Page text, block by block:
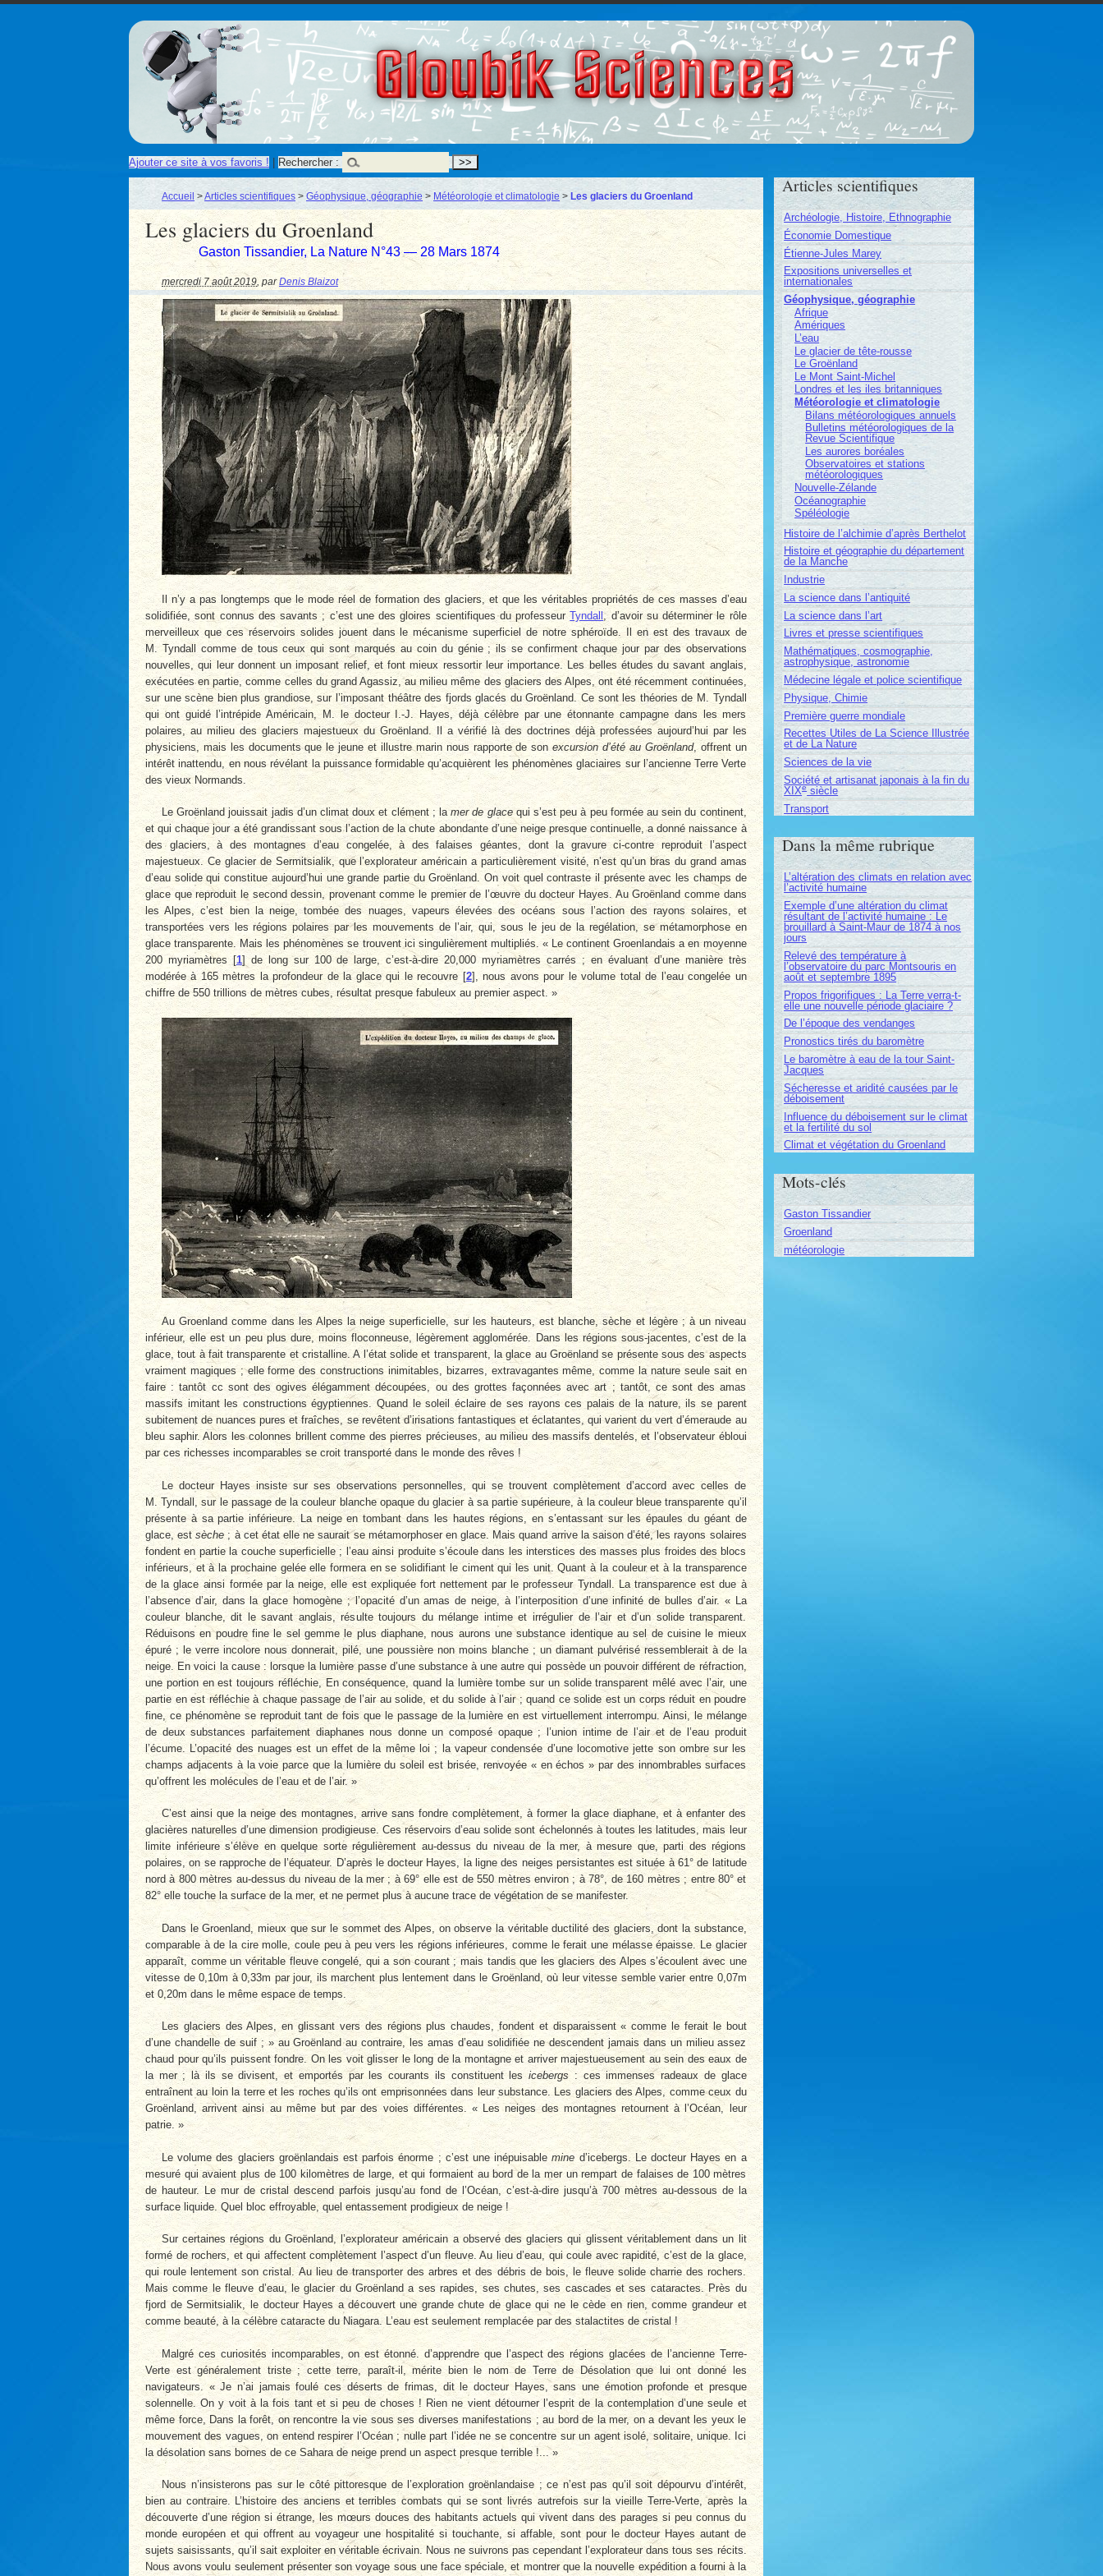
Gloubik Sciences
Ajouter ce site à vos favoris ! | Rechercher :
Accueil >Articles scientifiques > Géophysique, géographie > Météorologie et climatologie > Les glaciers du Groenland
Les glaciers du Groenland
Gaston Tissandier, La Nature N°43 — 28 Mars 1874
mercredi 7 août 2019 parDenis Blaizot
Il n’y a pas longtemps que le mode réel de formation des glaciers, et que les véritables propriétés de ces masses d’eau
solidifiée, sont connus des savants ; c’est une des gloires scientifiques du professeurTyndall, d’avoir su déterminer le rôle
merveilleux que ces réservoirs solides jouent dans le mécanisme superficiel de notre sphéroïde. Il en est des travaux de
M. Tyndall comme de tous ceux qui sont marqués au coin du génie ; ils se confirment chaque jour par des observations
nouvelles, qui leur donnent un imposant relief, et font mieux ressortir leur importance. Les belles études du savant anglais,
exécutées en partie, comme celles du grand Agassiz, au milieu même des glaciers des Alpes, ont été récemment continuées,
sur une scène bien plus grandiose, sur l’imposant théâtre des fjords glacés du Groënland. Ce sont les théories de M. Tyndall
qui ont guidé l’intrépide Américain, M. le docteur I.-J. Hayes, déjà célèbre par une étonnante campagne dans les mers
polaires, au milieu des glaciers majestueux du Groënland. Il a vérifié là des doctrines déjà professées aujourd’hui par les
physiciens, mais les documents que le jeune et illustre marin nous rapporte de sonexcursion d’été au Groënland, offrent un
intérêt inattendu, en nous révélant la puissance formidable qu’acquièrent les phénomènes glaciaires sur l’ancienne Terre Verte
des vieux Normands.
Le Groënland jouissait jadis d’un climat doux et clément ; lamer de glacequi s’est peu à peu formée au sein du continent,
et qui chaque jour a été grandissant sous l’action de la chute abondante d’une neige presque continuelle, a donné naissance à
des glaciers, à des montagnes d’eau congelée, à des falaises géantes, dont la gravure ci-contre reproduit l’aspect
majestueux. Ce glacier de Sermitsialik, que l’explorateur américain a particulièrement visité, n’est qu’un bras du grand amas
d’eau solide qui constitue aujourd’hui une grande partie du Groënland. On voit quel contraste il présente avec les champs de
glace que reproduit le second dessin, provenant comme le premier de l’œuvre du docteur Hayes. Au Groënland comme dans
les Alpes, c’est bien la neige, tombée des nuages, vapeurs élevées des océans sous l’action des rayons solaires, et
transportées vers les régions polaires par les mouvements de l’air, qui, sous le jeu de la regélation, se métamorphose en
glace transparente. Mais les phénomènes se trouvent ici singulièrement multipliés. « Le continent Groenlandais a en moyenne
200 myriamètres [1] de long sur 100 de large, c’est-à-dire 20,000 myriamètres carrés ; en évaluant d’une manière très
modérée à 165 mètres la profondeur de la glace qui le recouvre [2] , nous avons pour le volume total de l’eau congelée un
chiffre de 550 trillions de mètres cubes, résultat presque fabuleux au premier aspect. »
Au Groenland comme dans les Alpes la neige superficielle, sur les hauteurs, est blanche, sèche et légère ; à un niveau
inférieur, elle est un peu plus dure, moins floconneuse, légèrement agglomérée. Dans les régions sous-jacentes, c’est de la
glace, tout à fait transparente et cristalline. A l’état solide et transparent, la glace au Groënland se présente sous des aspects
vraiment magiques ; elle forme des constructions inimitables, bizarres, extravagantes même, comme la nature seule sait en
faire : tantôt cc sont des ogives élégamment découpées, ou des grottes façonnées avec art ; tantôt, ce sont des amas
massifs imitant les constructions égyptiennes. Quand le soleil éclaire de ses rayons ces palais de la nature, ils se parent
subitement de nuances pures et fraîches, se revêtent d’irisations fantastiques et éclatantes, qui varient du vert d’émeraude au
bleu saphir. Alors les colonnes brillent comme des pierres précieuses, au milieu des massifs dentelés, et l’observateur ébloui
par ces richesses incomparables se croit transporté dans le monde des rêves !
Le docteur Hayes insiste sur ses observations personnelles, qui se trouvent complètement d’accord avec celles de
M. Tyndall, sur le passage de la couleur blanche opaque du glacier à sa partie supérieure, à la couleur bleue transparente qu’il
présente à sa partie inférieure. La neige en tombant dans les hautes régions, en s’entassant sur les épaules du géant de
glace, estsèche ; à cet état elle ne saurait se métamorphoser en glace. Mais quand arrive la saison d’été, les rayons solaires
fondent en partie la couche superficielle ; l’eau ainsi produite s’écoule dans les interstices des masses plus froides des blocs
inférieurs, et à la prochaine gelée elle formera en se solidifiant le ciment qui les unit. Quant à la couleur et à la transparence
de la glace ainsi formée par la neige, elle est expliquée fort nettement par le professeur Tyndall. La transparence est due à
l’absence d’air, dans la glace homogène ; l’opacité d’un amas de neige, à l’interposition d’une infinité de bulles d’air. « La
couleur blanche, dit le savant anglais, résulte toujours du mélange intime et irrégulier de l’air et d’un solide transparent.
Réduisons en poudre fine le sel gemme le plus diaphane, nous aurons une substance identique au sel de cuisine le mieux
épuré ; le verre incolore nous donnerait, pilé, une poussière non moins blanche ; un diamant pulvérisé ressemblerait à de la
neige. En voici la cause : lorsque la lumière passe d’une substance à une autre qui possède un pouvoir différent de réfraction,
une portion en est toujours réfléchie, En conséquence, quand la lumière tombe sur un solide transparent mêlé avec l’air, une
partie en est réfléchie à chaque passage de l’air au solide, et du solide à l’air ; quand ce solide est un corps réduit en poudre
fine, ce phénomène se reproduit tant de fois que le passage de la lumière en est virtuellement interrompu. Ainsi, le mélange
de deux substances parfaitement diaphanes nous donne un composé opaque ; l’union intime de l’air et de l’eau produit
l’écume. L’opacité des nuages est un effet de la même loi ; la vapeur condensée d’une locomotive jette son ombre sur les
champs adjacents à la voie parce que la lumière du soleil est brisée, renvoyée « en échos » par des innombrables surfaces
qu’offrent les molécules de l’eau et de l’air. »
C’est ainsi que la neige des montagnes, arrive sans fondre complètement, à former la glace diaphane, et à enfanter des
glacières naturelles d’une dimension prodigieuse. Ces réservoirs d’eau solide sont échelonnés à toutes les latitudes, mais leur
limite inférieure s’élève en quelque sorte régulièrement au-dessus du niveau de la mer, à mesure que, parti des régions
polaires, on se rapproche de l’équateur. D’après le docteur Hayes, la ligne des neiges persistantes est située à 61° de latitude
nord à 800 mètres au-dessus du niveau de la mer ; à 69° elle est de 550 mètres environ ; à 78°, de 160 mètres ; entre 80° et
82° elle touche la surface de la mer, et ne permet plus à aucune trace de végétation de se manifester.
Dans le Groenland, mieux que sur le sommet des Alpes, on observe la véritable ductilité des glaciers, dont la substance,
comparable à de la cire molle, coule peu à peu vers les régions inférieures, comme le ferait une mélasse épaisse. Le glacier
apparaît, comme un véritable fleuve congelé, qui a son courant ; mais tandis que les glaciers des Alpes s’écoulent avec une
vitesse de 0,10m à 0,33m par jour, ils marchent plus lentement dans le Groënland, où leur vitesse semble varier entre 0,07m
et 0,20m dans le même espace de temps.
Les glaciers des Alpes, en glissant vers des régions plus chaudes, fondent et disparaissent « comme le ferait le bout
d’une chandelle de suif ; » au Groënland au contraire, les amas d’eau solidifiée ne descendent jamais dans un milieu assez
chaud pour qu’ils puissent fondre. On les voit glisser le long de la montagne et arriver majestueusement au sein des eaux de
la mer ; là ils se divisent, et emportés par les courants ils constituent lesicebergs : ces immenses radeaux de glace
entraînent au loin la terre et les roches qu’ils ont emprisonnées dans leur substance. Les glaciers des Alpes, comme ceux du
Groënland, arrivent ainsi au même but par des voies différentes. « Les neiges des montagnes retournent à l’Océan, leur
patrie. »
Le volume des glaciers groënlandais est parfois énorme ; c’est une inépuisablemine d’icebergs. Le docteur Hayes en a
mesuré qui avaient plus de 100 kilomètres de large, et qui formaient au bord de la mer un rempart de falaises de 100 mètres
de hauteur. Le mur de cristal descend parfois jusqu’au fond de l’Océan, c’est-à-dire jusqu’à 700 mètres au-dessous de la
surface liquide. Quel bloc effroyable, quel entassement prodigieux de neige !
Sur certaines régions du Groënland, l’explorateur américain a observé des glaciers qui glissent véritablement dans un lit
formé de rochers, et qui affectent complètement l’aspect d’un fleuve. Au lieu d’eau, qui coule avec rapidité, c’est de la glace,
qui roule lentement son cristal. Au lieu de transporter des arbres et des débris de bois, le fleuve solide charrie des rochers.
Mais comme le fleuve d’eau, le glacier du Groënland a ses rapides, ses chutes, ses cascades et ses cataractes. Près du
fjord de Sermitsialik, le docteur Hayes a découvert une grande chute de glace qui ne le cède en rien, comme grandeur et
comme beauté, à la célèbre cataracte du Niagara. L’eau est seulement remplacée par des stalactites de cristal !
Malgré ces curiosités incomparables, on est étonné. d’apprendre que l’aspect des régions glacées de l’ancienne Terre-
Verte est généralement triste ; cette terre, paraît-il, mérite bien le nom de Terre de Désolation que lui ont donné les
navigateurs. « Je n’ai jamais foulé ces déserts de frimas, dit le docteur Hayes, sans une émotion profonde et presque
solennelle. On y voit à la fois tant et si peu de choses ! Rien ne vient détourner l’esprit de la contemplation d’une seule et
même force, Dans la forêt, on rencontre la vie sous ses diverses manifestations ; au bord de la mer, on a devant les yeux le
mouvement des vagues, on entend respirer l’Océan ; nulle part l’idée ne se concentre sur un agent isolé, solitaire, unique. Ici
la désolation sans bornes de ce Sahara de neige prend un aspect presque terrible !... »
Nous n’insisterons pas sur le côté pittoresque de l’exploration groënlandaise ; ce n’est pas qu’il soit dépourvu d’intérêt,
bien au contraire. L’histoire des anciens et terribles combats qui se sont livrés autrefois sur la vieille Terre-Verte, après la
découverte d’une région si étrange, les mœurs douces des habitants actuels qui vivent dans des parages si peu connus du
monde européen et qui offrent au voyageur une hospitalité si touchante, si affable, sont pour le docteur Hayes autant de
sujets saisissants, qu’il sait exploiter en véritable écrivain. Nous ne suivrons pas cependant l’explorateur dans tous ses récits.
Nous avons voulu seulement présenter son voyage sous une face spéciale, et montrer que la nouvelle expédition a fourni à la
Articles scientifiques
Archéologie, Histoire, Ethnographie
Économie Domestique
Étienne-Jules Marey
Expositions universelles et
internationales
Géophysique, géographie
Afrique
Amériques
L’eau
Le glacier de tête-rousse
Le Groënland
Le Mont Saint-Michel
Londres et les iles britanniques
Météorologie et climatologie
Bilans météorologiques annuels
Bulletins météorologiques de la
Revue Scientifique
Les aurores boréales
Observatoires et stations
météorologiques
Nouvelle-Zélande
Océanographie
Spéléologie
Histoire de l’alchimie d’après Berthelot
Histoire et géographie du département
de la Manche
Industrie
La science dans l’antiquité
La science dans l’art
Livres et presse scientifiques
Mathématiques, cosmographie,
astrophysique, astronomie
Médecine légale et police scientifique
Physique, Chimie
Première guerre mondiale
Recettes Utiles de La Science Illustrée
et de La Nature
Sciences de la vie
Société et artisanat japonais à la fin du
XIXe siècle
Transport
Dans la même rubrique
L’altération des climats en relation avec
l’activité humaine
Exemple d’une altération du climat
résultant de l’activité humaine : Le
brouillard à Saint-Maur de 1874 à nos
jours
Relevé des température à
l’observatoire du parc Montsouris en
août et septembre 1895
Propos frigorifiques : La Terre verra-t-
elle une nouvelle période glaciaire ?
De l’époque des vendanges
Pronostics tirés du baromètre
Le baromètre à eau de la tour Saint-
Jacques
Sécheresse et aridité causées par le
déboisement
Influence du déboisement sur le climat
et la fertilité du sol
Climat et végétation du Groenland
Mots-clés
Gaston Tissandier
Groenland
météorologie